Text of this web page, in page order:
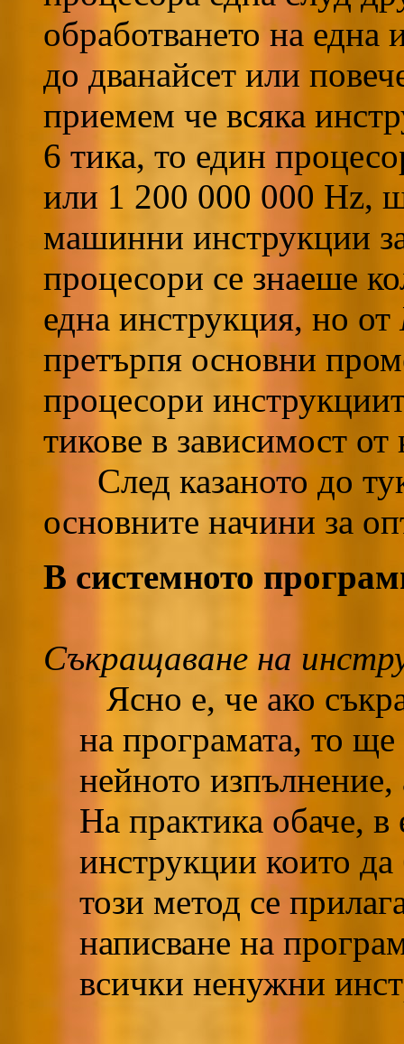
обработването на една
до дванайсет или
приемем че всяка
6 тика, то един
или 1 200 000 000 Hz,
машинни инструкции
процесори се знаеше
една инструкция, но от
претърпя основни
процесори
тикове в зависимост от
След казаното до
основните начини за
В системното
Съкращаване на
Ясно е, че ако
на програмата, то
нейното
На практика обаче,
инструкции които да
този метод се
написване на
всички ненужни